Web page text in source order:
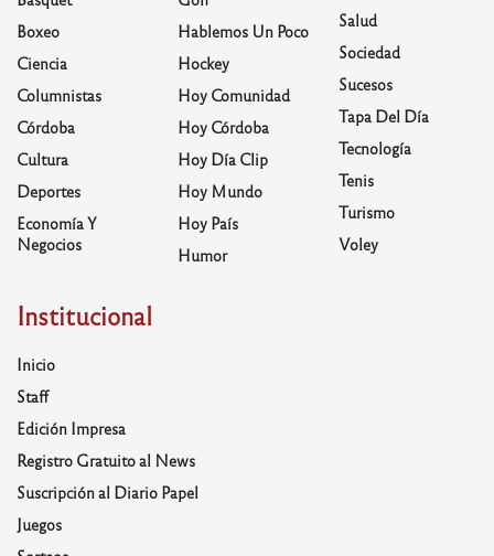
Boxeo
Ciencia
Columnistas
Córdoba
Cultura
Deportes
Economía Y
Negocios
Hablemos Un Poco
Hockey
Hoy Comunidad
Hoy Córdoba
Hoy Día Clip
Hoy Mundo
Hoy País
Humor
Salud
Sociedad
Sucesos
Tapa Del Día
Tecnología
Tenis
Turismo
Voley
Institucional
Inicio
Staff
Edición Impresa
Registro Gratuito al News
Suscripción al Diario Papel
Juegos